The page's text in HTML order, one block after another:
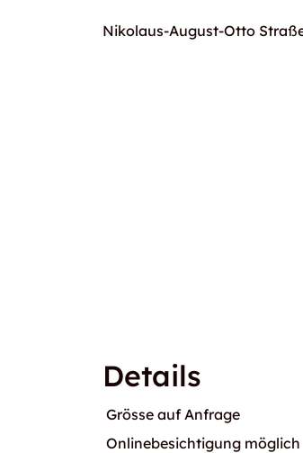
Nikolaus-August-Otto
Details
Grösse auf Anfrage
Onlinebesichtigung möglich